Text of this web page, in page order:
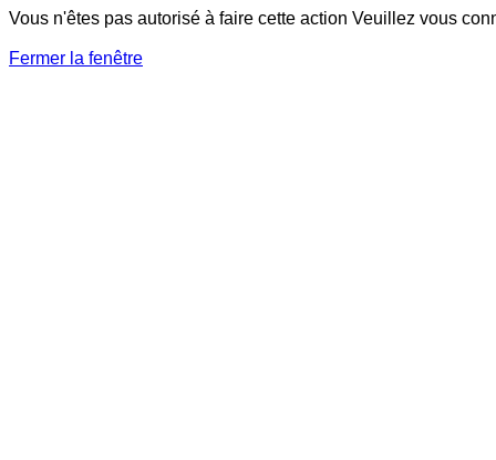
Vous n'êtes pas autorisé à faire cette action Veuillez vous
Fermer la fenêtre